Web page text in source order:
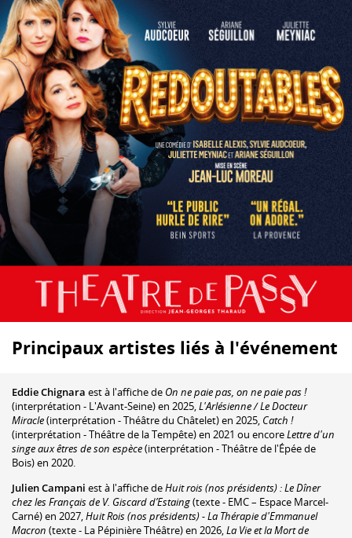
Principaux artistes liés à l'événement
Eddie Chignara est à l'affiche de On ne paie pas, on ne paie pas !
(interprétation - L'Avant-Seine) en 2025,L'Arlésienne / Le Docteur
Miracle(interprétation - Théâtre du Châtelet) en 2025, Catch !
(interprétation - Théâtre de la Tempête) en 2021 ou encoreLettre d'un
singe aux êtres de son espèce(interprétation - Théâtre de l'Épée de
Bois) en 2020.
Julien Campani est à l'affiche deHuit rois (nos présidents) : Le Dîner
chez les Français de V. Giscard d’Estaing(texte - EMC – Espace Marcel-
Carné) en 2027,Huit Rois (nos présidents) - La Thérapie d'Emmanuel
Macron (texte - La Pépinière Théâtre) en 2026,La Vie et la Mort de